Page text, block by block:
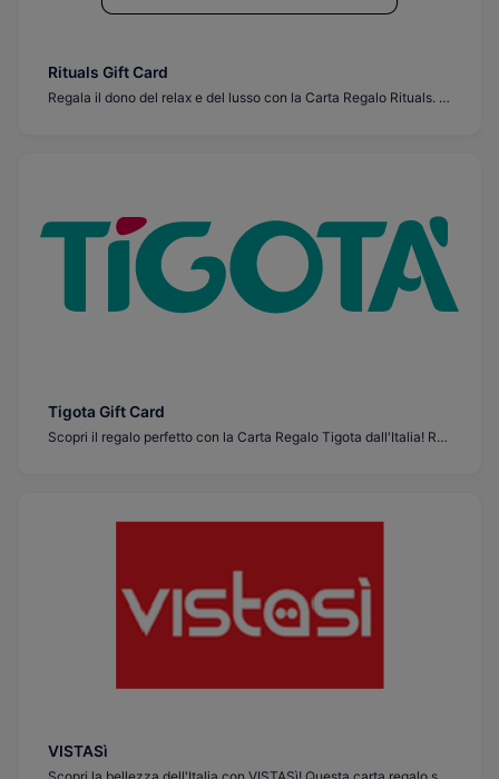
Rituals Gift Card
Regala il dono del relax e del lusso con la Carta Regalo Rituals. Coccola i tuoi cari con un'esperienza di benessere grazie a una vasta gamma di prodotti di alta qualità per il corpo e la casa. Perfetta per ogni occasione, questa carta regalo è un modo premuroso per dimostrare che ti importa. Acquista ora e regala il dono della felicità!
Tigota Gift Card
Scopri il regalo perfetto con la Carta Regalo Tigota dall'Italia! Regala ai tuoi cari una spesa nei negozi Tigota in tutto il paese. Il regalo della scelta e della bellezza vi aspetta. Acquista ora e rendi speciale la giornata di qualcuno!
VISTASì